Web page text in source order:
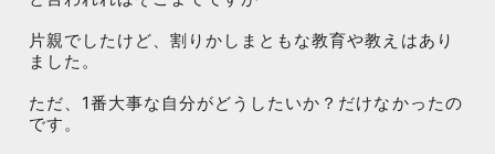
片親でしたけど、割りかしまともな教育や教えはあり
ました。
ただ、1番大事な自分がどうしたいか？だけなかったの
です。